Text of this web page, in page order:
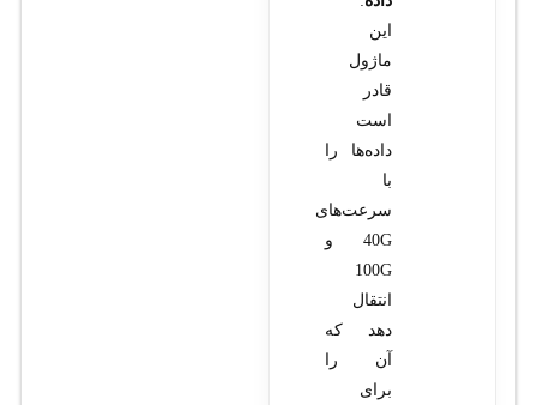
این
ماژول
قادر
است
داده‌ها را
با
سرعت‌های
40G و
100G
انتقال
دهد که
آن را
برای